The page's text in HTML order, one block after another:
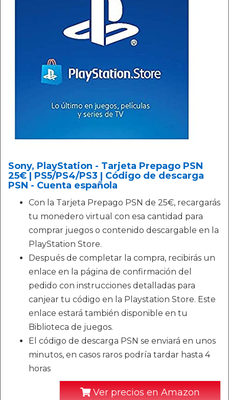
Sony, PlayStation - Tarjeta Prepago PSN
25€ | PS5/PS4/PS3 | Código de descarga
PSN - Cuenta española
Con la Tarjeta Prepago PSN de 25€, recargarás
tu monedero virtual con esa cantidad para
comprar juegos o contenido descargable en la
PlayStation Store.
Después de completar la compra, recibirás un
enlace en la página de confirmación del
pedido con instrucciones detalladas para
canjear tu código en la Playstation Store. Este
enlace estará también disponible en tu
Biblioteca de juegos.
El código de descarga PSN se enviará en unos
minutos, en casos raros podría tardar hasta 4
horas
Ver precios en Amazon